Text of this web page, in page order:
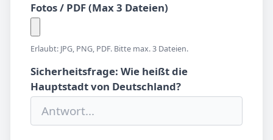
Fotos / PDF (Max 3 Dateien)
Erlaubt: JPG, PNG, PDF. Bitte max. 3 Dateien.
Sicherheitsfrage: Wie heißt die
Hauptstadt von Deutschland?